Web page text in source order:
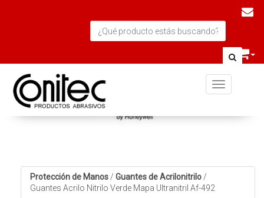
Toggle
Protección de Manos / Guantes de Acrilonitrilo /
Guantes Acrilo Nitrilo Verde Mapa Ultranitril Af-492